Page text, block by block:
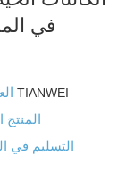
في
TIANWEI
التسليم في